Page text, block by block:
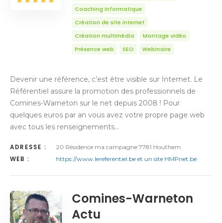
Coaching informatique
Création de site internet
Création multimédia
Montage vidéo
Présence web
SEO Webinaire
Devenir une référence, c’est être visible sur Internet. Le
Référentiel assure la promotion des professionnels de
Comines-Warneton sur le net depuis 2008 ! Pour
quelques euros par an vous avez votre propre page web
avec tous les renseignements…
ADRESSE : 20 Résidence ma campagne 7781 Houthem
WEB : https://www.lereferentiel.be et un site HMPnet.be
Comines-Warneton
Actu